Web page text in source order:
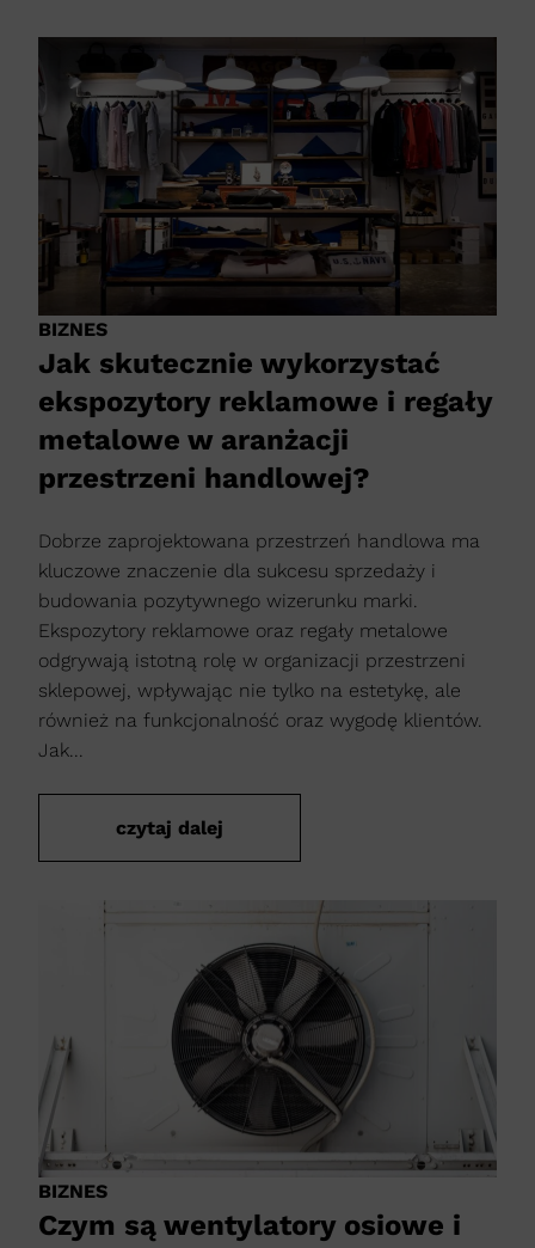
BIZNES
Jak skutecznie wykorzystać
ekspozytory reklamowe i regały
metalowe w aranżacji
przestrzeni handlowej?
Dobrze zaprojektowana przestrzeń handlowa ma
kluczowe znaczenie dla sukcesu sprzedaży i
budowania pozytywnego wizerunku marki.
Ekspozytory reklamowe oraz regały metalowe
odgrywają istotną rolę w organizacji przestrzeni
sklepowej, wpływając nie tylko na estetykę, ale
również na funkcjonalność oraz wygodę klientów.
Jak...
czytaj dalej
BIZNES
Czym są wentylatory osiowe i